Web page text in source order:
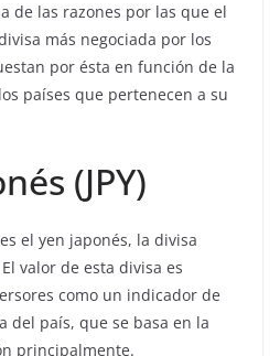
de las razones por las que el
más negociada por los
por ésta en función de la
países que pertenecen a su
(JPY)
el yen japonés, la divisa
valor de esta divisa es
como un indicador de
del país, que se basa en la
principalmente.